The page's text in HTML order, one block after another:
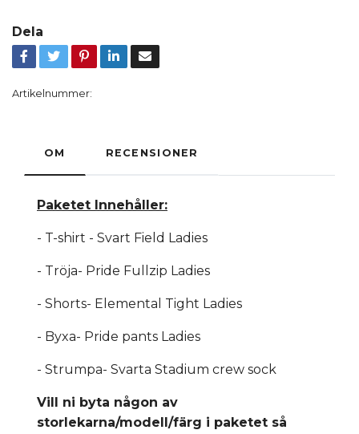
Dela
Artikelnummer:
OM RECENSIONER
Paketet Innehåller:
- T-shirt - Svart Field Ladies
- Tröja- Pride Fullzip Ladies
- Shorts- Elemental Tight Ladies
- Byxa- Pride pants Ladies
- Strumpa- Svarta Stadium crew sock
Vill ni byta någon av
storlekarna/modell/färg i paketet så